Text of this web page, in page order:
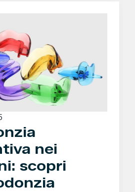
nei
scopri